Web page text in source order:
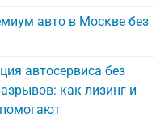
авто в Москве без
автосервиса без
как лизинг и